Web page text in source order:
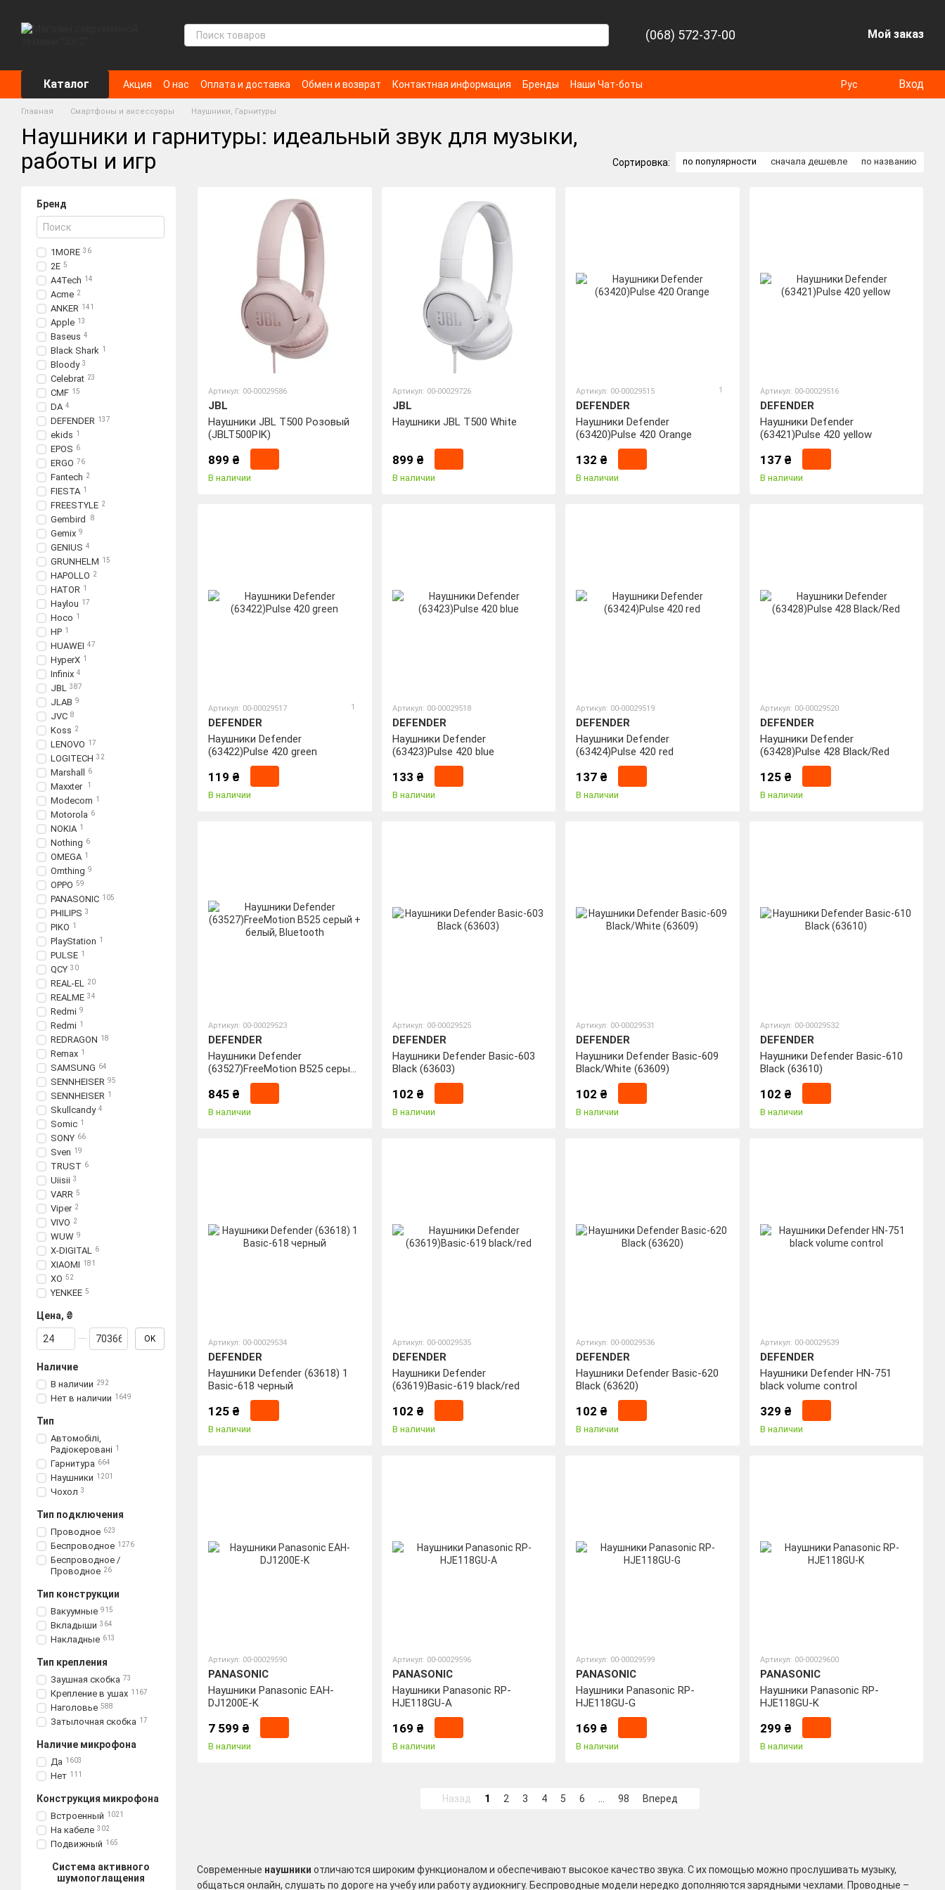
(068) 572-37-00 Мой заказ
Каталог Акция О нас Оплата и доставка Обмен и возврат Контактная информация Бренды Наши Чат-боты Рус Вход
Главная Смартфоны и аксессуары Наушники, Гарнитуры
Наушники и гарнитуры: идеальный звук для музыки,
работы и игр
Сортировка: по популярности сначала дешевле по названию
Современные наушники отличаются широким функционалом и обеспечивают высокое качество звука. С их помощью можно прослушивать музыку,
общаться онлайн, слушать по дороге на учебу или работу аудиокнигу. Беспроводные модели нередко дополняются зарядными чехлами. Проводные –
Артикул: 00-00029586
JBL
Наушники JBL T500 Розовый
(JBLT500PIK)
899 ₴
В наличии
Артикул: 00-00029726
JBL
Наушники JBL T500 White
899 ₴
В наличии
Артикул: 00-00029515 1
DEFENDER
Наушники Defender
(63420)Pulse 420 Orange
132 ₴
В наличии
Артикул: 00-00029516
DEFENDER
Наушники Defender
(63421)Pulse 420 yellow
137 ₴
В наличии
Артикул: 00-00029517 1
DEFENDER
Наушники Defender
(63422)Pulse 420 green
119 ₴
В наличии
Артикул: 00-00029518
DEFENDER
Наушники Defender
(63423)Pulse 420 blue
133 ₴
В наличии
Артикул: 00-00029519
DEFENDER
Наушники Defender
(63424)Pulse 420 red
137 ₴
В наличии
Артикул: 00-00029520
DEFENDER
Наушники Defender
(63428)Pulse 428 Black/Red
125 ₴
В наличии
Артикул: 00-00029523
DEFENDER
Наушники Defender
(63527)FreeMotion B525 серый
+ белый, Bluetooth
845 ₴
В наличии
Артикул: 00-00029525
DEFENDER
Наушники Defender Basic-603
Black (63603)
102 ₴
В наличии
Артикул: 00-00029531
DEFENDER
Наушники Defender Basic-609
Black/White (63609)
102 ₴
В наличии
Артикул: 00-00029532
DEFENDER
Наушники Defender Basic-610
Black (63610)
102 ₴
В наличии
Артикул: 00-00029534
DEFENDER
Наушники Defender (63618) 1
Basic-618 черный
125 ₴
В наличии
Артикул: 00-00029535
DEFENDER
Наушники Defender
(63619)Basic-619 black/red
102 ₴
В наличии
Артикул: 00-00029536
DEFENDER
Наушники Defender Basic-620
Black (63620)
102 ₴
В наличии
Артикул: 00-00029539
DEFENDER
Наушники Defender HN-751
black volume control
329 ₴
В наличии
Артикул: 00-00029590
PANASONIC
Наушники Panasonic EAH-
DJ1200E-K
7 599 ₴
В наличии
Артикул: 00-00029596
PANASONIC
Наушники Panasonic RP-
HJE118GU-A
169 ₴
В наличии
Артикул: 00-00029599
PANASONIC
Наушники Panasonic RP-
HJE118GU-G
169 ₴
В наличии
Артикул: 00-00029600
PANASONIC
Наушники Panasonic RP-
HJE118GU-K
299 ₴
В наличии
Назад 1 2 3 4 5 6 98 Вперед
Бренд
1MORE 36
2Е 5
A4Tech 14
Acme 2
ANKER 141
Apple 13
Baseus 4
Black Shark 1
Bloody 3
Celebrat 23
CMF 15
DA 4
DEFENDER 137
ekids 1
EPOS 6
ERGO 76
Fantech 2
FIESTA 1
FREESTYLE 2
Gembird 8
Gemix 9
GENIUS 4
GRUNHELM 15
HAPOLLO 2
HATOR 1
Haylou 17
Hoco 1
HP 1
HUAWEI 47
HyperX 1
Infinix 4
JBL 387
JLAB 9
JVC 8
Koss 2
LENOVO 17
LOGITECH 32
Marshall 6
Maxxter 1
Modecom 1
Motorola 6
NOKIA 1
Nothing 6
OMEGA 1
Omthing 9
OPPO 59
PANASONIC 105
PHILIPS 3
PIKO 1
PlayStation 1
PULSE 1
QCY 30
REAL-EL 20
REALME 34
Redmi 9
Redmi 1
REDRAGON 18
Remax 1
SAMSUNG 64
SENNHEISER 95
SENNHEISER 1
Skullcandy 4
Somic 1
SONY 66
Sven 19
TRUST 6
Uiisii 3
VARR 5
Viper 2
VIVO 2
WUW 9
X-DIGITAL 6
XIAOMI 181
XO 52
YENKEE 5
Цена, ₴
От Цена, ₴
До Цена, ₴ OK
Наличие
В наличии 292
Нет в наличии 1649
Тип
Автомобілі,
Радіокеровані 1
Гарнитура 664
Наушники 1201
Чохол 3
Тип подключения
Проводное 623
Беспроводное 1276
Беспроводное /
Проводное 26
Тип конструкции
Вакуумные 915
Вкладыши 364
Накладные 613
Тип крепления
Заушная скобка 73
Крепление в ушах 1167
Наголовье 588
Затылочная скобка 17
Наличие микрофона
Да 1603
Нет 111
Конструкция микрофона
Встроенный 1021
На кабеле 302
Подвижный 165
Система активного
шумопоглащения